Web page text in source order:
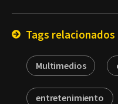
Tags relacionados
Multimedios
entretenimiento